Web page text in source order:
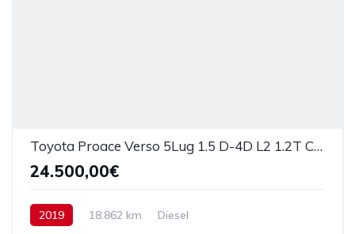
Toyota Proace Verso 5Lug 1.5 D-4D L2 1.2T Comfort
24.500,00€
2019 18.862 km Diesel